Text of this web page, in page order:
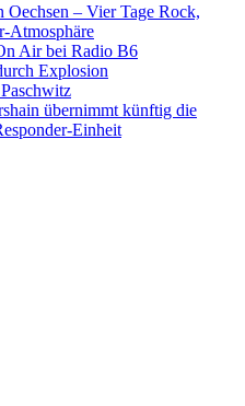
– Vier Tage Rock,
Atmosphäre
Air bei Radio B6
Explosion
übernimmt künftig die
Einheit